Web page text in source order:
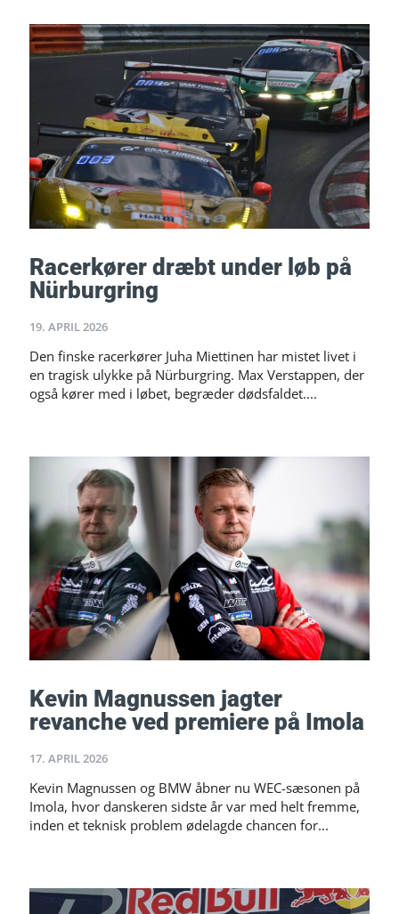
Racerkører dræbt under løb på
Nürburgring
19. APRIL 2026
Den finske racerkører Juha Miettinen har mistet livet i
en tragisk ulykke på Nürburgring. Max Verstappen, der
også kører med i løbet, begræder dødsfaldet....
Kevin Magnussen jagter
revanche ved premiere på Imola
17. APRIL 2026
Kevin Magnussen og BMW åbner nu WEC-sæsonen på
Imola, hvor danskeren sidste år var med helt fremme,
inden et teknisk problem ødelagde chancen for...